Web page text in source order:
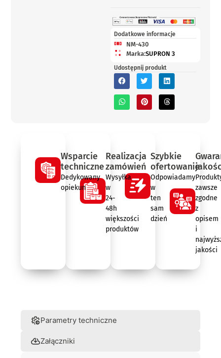
Dodatkowe informacje
NM-430
Marka:SUPRON 3
Udostępnij produkt
Wsparcie
techniczne
Dedykowany
opiekun
Realizacja
zamówień
Wysyłka
w
24-
48h
większości
produktów
Szybkie
ofertowanie
Odpowiadamy
w
ten
sam
dzień
zawsze
zgodne
z
opisem
i
jakości
Parametry techniczne
Załączniki